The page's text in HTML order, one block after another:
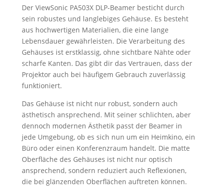
Der ViewSonic PA503X DLP-Beamer besticht durch
sein robustes und langlebiges Gehäuse. Es besteht
aus hochwertigen Materialien, die eine lange
Lebensdauer gewährleisten. Die Verarbeitung des
Gehäuses ist erstklassig, ohne sichtbare Nähte oder
scharfe Kanten. Das gibt dir das Vertrauen, dass der
Projektor auch bei häufigem Gebrauch zuverlässig
funktioniert.
Das Gehäuse ist nicht nur robust, sondern auch
ästhetisch ansprechend. Mit seiner schlichten, aber
dennoch modernen Ästhetik passt der Beamer in
jede Umgebung, ob es sich nun um ein Heimkino, ein
Büro oder einen Konferenzraum handelt. Die matte
Oberfläche des Gehäuses ist nicht nur optisch
ansprechend, sondern reduziert auch Reflexionen,
die bei glänzenden Oberflächen auftreten können.